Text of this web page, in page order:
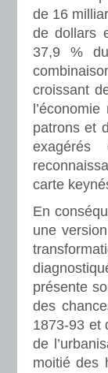
de 16
de dollars
37,9 %
croissant
patrons et
exagérés
carte
En
une
présente
des
1873-93 et
de
moitié des